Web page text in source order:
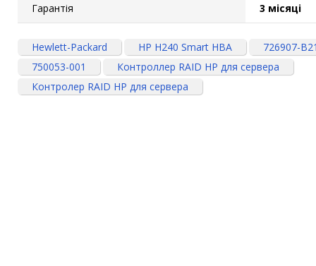
Гарантія 3 місяці
Hewlett-Packard HP H240 Smart HBA 726907-B21
750053-001
Контроллер RAID HP для сервера
Контролер RAID HP для сервера